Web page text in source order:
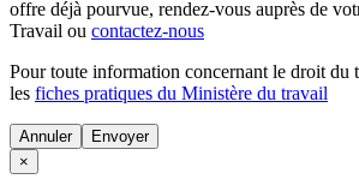
offre déjà pourvue, rendez-vous auprès de
Travail ou contactez-nous
Pour toute information concernant le droit du
les fiches pratiques du Ministère du travail
Annuler
×